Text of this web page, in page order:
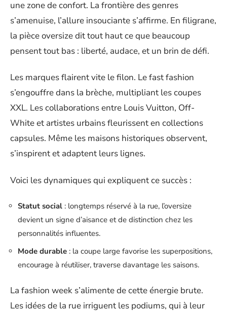
une zone de confort. La frontière des genres
s’amenuise, l’allure insouciante s’affirme. En filigrane,
la pièce oversize dit tout haut ce que beaucoup
pensent tout bas : liberté, audace, et un brin de défi.
Les marques flairent vite le filon. Le fast fashion
s’engouffre dans la brèche, multipliant les coupes
XXL. Les collaborations entre Louis Vuitton, Off-
White et artistes urbains fleurissent en collections
capsules. Même les maisons historiques observent,
s’inspirent et adaptent leurs lignes.
Voici les dynamiques qui expliquent ce succès :
Statut social : longtemps réservé à la rue, l’oversize
devient un signe d’aisance et de distinction chez les
personnalités influentes.
Mode durable : la coupe large favorise les superpositions,
encourage à réutiliser, traverse davantage les saisons.
La fashion week s’alimente de cette énergie brute.
Les idées de la rue irriguent les podiums, qui à leur